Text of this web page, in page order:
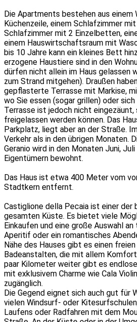
Die Apartments bestehen aus einem
Küchenzeile, einem Schlafzimmer
Schlafzimmer mit 2 Einzelbetten,
einem Hauswirtschaftsraum mit
bis 10 Jahre kann ein kleines Bett
erzogene Haustiere sind in den
dürfen nicht allein im Haus gelassen
zum Strand mitgehen). Draußen
gepflasterte Terrasse mit Markise,
wo Sie essen (sogar grillen) oder sich
Terrasse ist jedoch nicht eingezäunt,
freigelassen werden können. Das
Parkplatz, liegt aber an der Straße.
Verkehr als in den übrigen Monaten.
Geranio wird in den Monaten Juni,
Eigentümern bewohnt.
Das Haus ist etwa 400 Meter vom
Stadtkern entfernt.
Castiglione della Pecaia ist einer
gesamten Küste. Es bietet viele
Einkaufen und eine große Auswahl
Aperitif oder ein romantisches
Nähe des Hauses gibt es einen
Badeanstalten, die mit allem
paar Kilometer weiter gibt es
mit exklusivem Charme wie Cala
zugänglich.
Die Gegend eignet sich auch gut für
vielen Windsurf- oder
Laufens oder Radfahren mit dem